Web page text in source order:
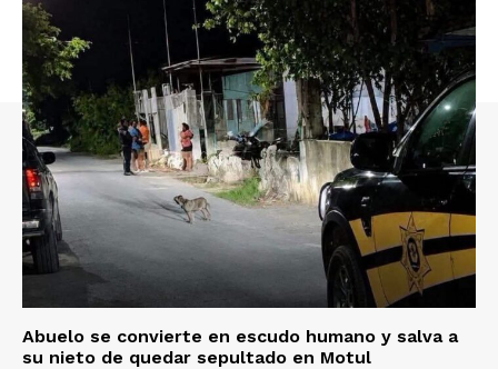
Abuelo se convierte en escudo humano y salva a
su nieto de quedar sepultado en Motul